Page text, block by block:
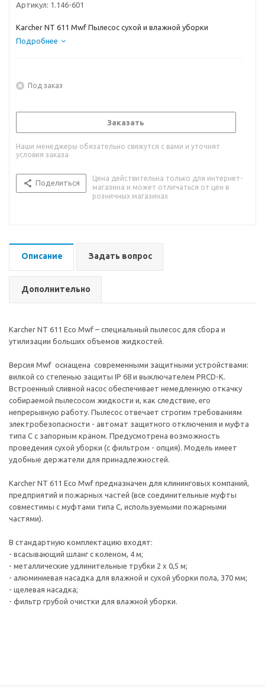
Артикул: 1.146-601
Karcher NT 611 Mwf Пылесос сухой и влажной уборки
Подробнее
Под заказ
Заказать
Наши менеджеры обязательно свяжутся с вами и уточнят
условия заказа
Поделиться
Цена действительна только для интернет-
магазина и может отличаться от цен в
розничных магазинах
Описание Задать вопрос
Дополнительно
Karcher NT 611 Eco Mwf – специальный пылесос для сбора и
утилизации больших объемов жидкостей.
Версия Mwf оснащена современными защитными устройствами:
вилкой со степенью защиты IP 68 и выключателем PRCD-K.
Встроенный сливной насос обеспечивает немедленную откачку
собираемой пылесосом жидкости и, как следствие, его
непрерывную работу. Пылесос отвечает строгим требованиям
электробезопасности - автомат защитного отключения и муфта
типа C с запорным краном. Предусмотрена возможность
проведения сухой уборки (с фильтром - опция). Модель имеет
удобные держатели для принадлежностей.
Karcher NT 611 Eco Mwf предназначен для клининговых компаний,
предприятий и пожарных частей (все соединительные муфты
совместимы с муфтами типа С, используемыми пожарными
частями).
В стандартную комплектацию входят:
- всасывающий шланг с коленом, 4 м;
- металлические удлинительные трубки 2 х 0,5 м;
- алюминиевая насадка для влажной и сухой уборки пола, 370 мм;
- щелевая насадка;
- фильтр грубой очистки для влажной уборки.